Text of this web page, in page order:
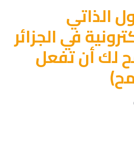
الذاتي
في الجزائر
لك أن تفعل